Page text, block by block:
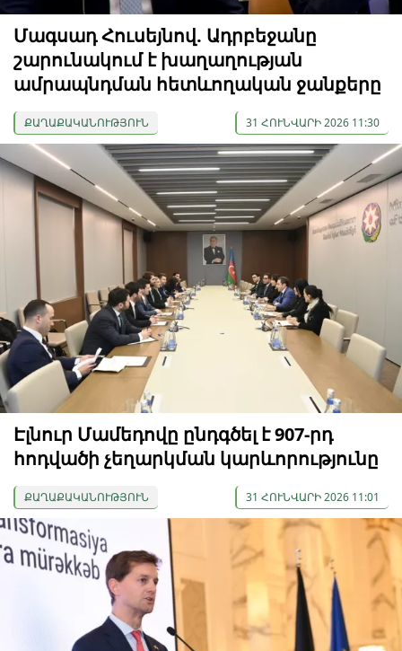
Մագսադ Հուսեյնով. Ադրբեջանը
շարունակում է խաղաղության
ամրապնդման հետևողական ջանքերը
ՔԱՂԱՔԱԿԱՆՈՒԹՅՈՒՆ 31 ՀՈՒՆՎԱՐԻ 2026 11:30
Էլնուր Մամեդովը ընդգծել է 907-րդ
հոդվածի չեղարկման կարևորությունը
ՔԱՂԱՔԱԿԱՆՈՒԹՅՈՒՆ 31 ՀՈՒՆՎԱՐԻ 2026 11:01